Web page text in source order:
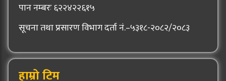
पान नम्बरः ६२२४२२६१५
सूचना तथा प्रसारण विभाग दर्ता नं.–५३१८-२०८२/२०८३
हाम्रो टिम